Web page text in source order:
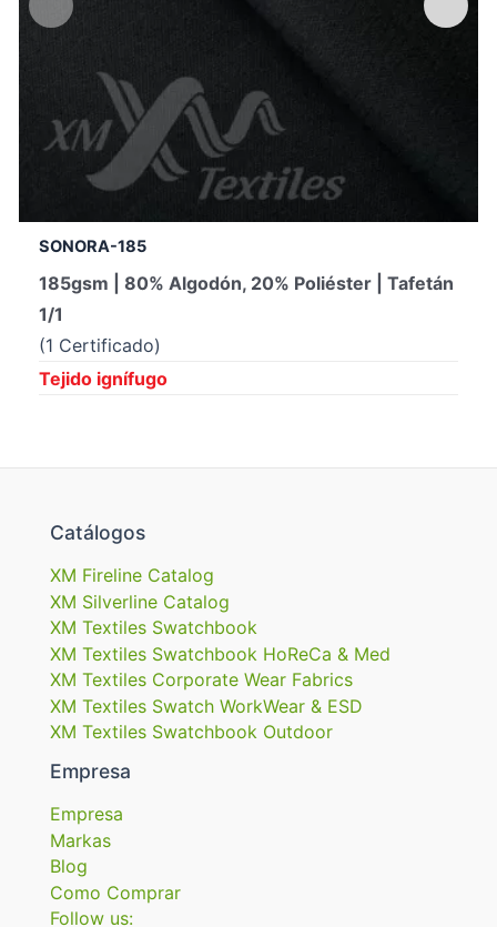
SONORA-185
185gsm | 80% Algodón, 20% Poliéster | Tafetán
1/1
(1 Certificado)
Tejido ignífugo
Catálogos
XM Fireline Catalog
XM Silverline Catalog
XM Textiles Swatchbook
XM Textiles Swatchbook HoReCa & Med
XM Textiles Corporate Wear Fabrics
XM Textiles Swatch WorkWear & ESD
XM Textiles Swatchbook Outdoor
Empresa
Empresa
Markas
Blog
Como Comprar
Follow us: